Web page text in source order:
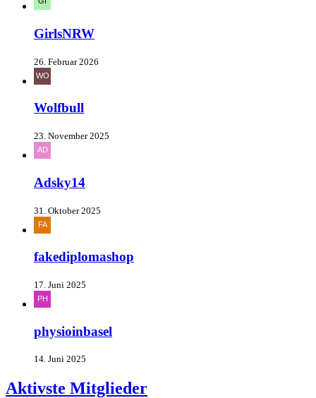
GirlsNRW
26. Februar 2026
Wolfbull
23. November 2025
Adsky14
31. Oktober 2025
fakediplomashop
17. Juni 2025
physioinbasel
14. Juni 2025
Aktivste Mitglieder